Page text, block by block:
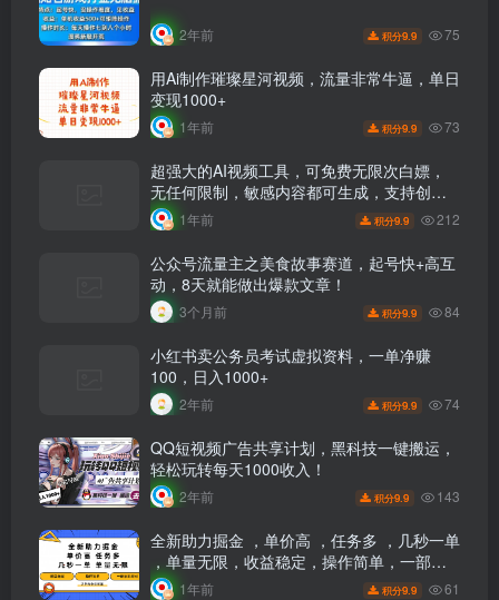
2年前 积分9.9 75
用Ai制作璀璨星河视频，流量非常牛逼，单日
变现1000+
1年前 积分9.9 73
超强大的AI视频工具，可免费无限次白嫖，
无任何限制，敏感内容都可生成，支持创作
音乐，文生视频，图生视频
1年前 积分9.9 212
公众号流量主之美食故事赛道，起号快+高互
动，8天就能做出爆款文章！
3个月前 积分9.9 84
小红书卖公务员考试虚拟资料，一单净赚
100，日入1000+
2年前 积分9.9 74
QQ短视频广告共享计划，黑科技一键搬运，
轻松玩转每天1000收入！
2年前 积分9.9 143
全新助力掘金 ，单价高 ，任务多 ，几秒一单
，单量无限，收益稳定，操作简单，一部手
机即可1年前 积分9.9 61